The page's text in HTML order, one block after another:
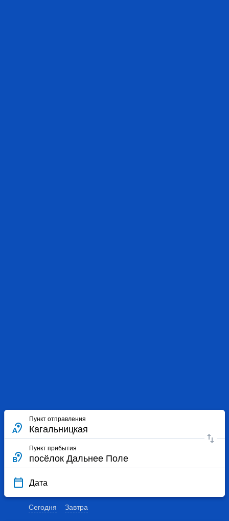
Пункт отправления
Пункт прибытия
Дата
Сегодня Завтра